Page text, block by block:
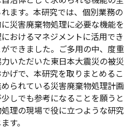
ます。本研究では、個別業務の
災害廃棄物処理に必要な機能を
おけるマネジメントに活用でき
できました。ご多用の中、度重
いただいた東日本大震災の被災
げで、本研究を取りまとめるこ
られている災害廃棄物処理計画
しでも参考になることを願うと
理の現場で役に立つような研究
す。